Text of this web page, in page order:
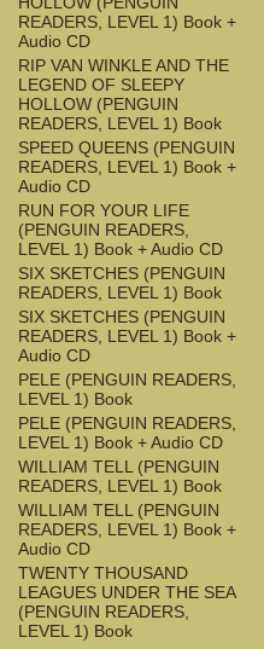
READERS, LEVEL 1) Book +
Audio CD
RIP VAN WINKLE AND THE
LEGEND OF SLEEPY
HOLLOW (PENGUIN
READERS, LEVEL 1) Book
SPEED QUEENS (PENGUIN
READERS, LEVEL 1) Book +
Audio CD
RUN FOR YOUR LIFE
(PENGUIN READERS,
LEVEL 1) Book + Audio CD
SIX SKETCHES (PENGUIN
READERS, LEVEL 1) Book
SIX SKETCHES (PENGUIN
READERS, LEVEL 1) Book +
Audio CD
PELE (PENGUIN READERS,
LEVEL 1) Book
PELE (PENGUIN READERS,
LEVEL 1) Book + Audio CD
WILLIAM TELL (PENGUIN
READERS, LEVEL 1) Book
WILLIAM TELL (PENGUIN
READERS, LEVEL 1) Book +
Audio CD
TWENTY THOUSAND
LEAGUES UNDER THE SEA
(PENGUIN READERS,
LEVEL 1) Book